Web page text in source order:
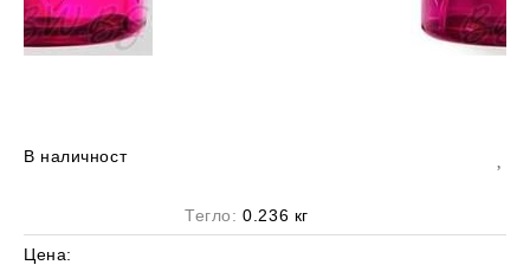
В наличност
Цена:
Тегло: 0.236 кг